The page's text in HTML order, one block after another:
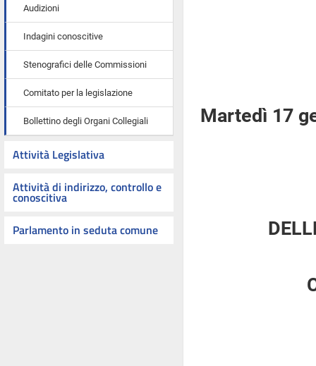
Audizioni
Indagini conoscitive
Stenografici delle Commissioni
Comitato per la legislazione
Bollettino degli Organi Collegiali
Attività Legislativa
Attività di indirizzo, controllo e
conoscitiva
Parlamento in seduta comune
Martedì 17